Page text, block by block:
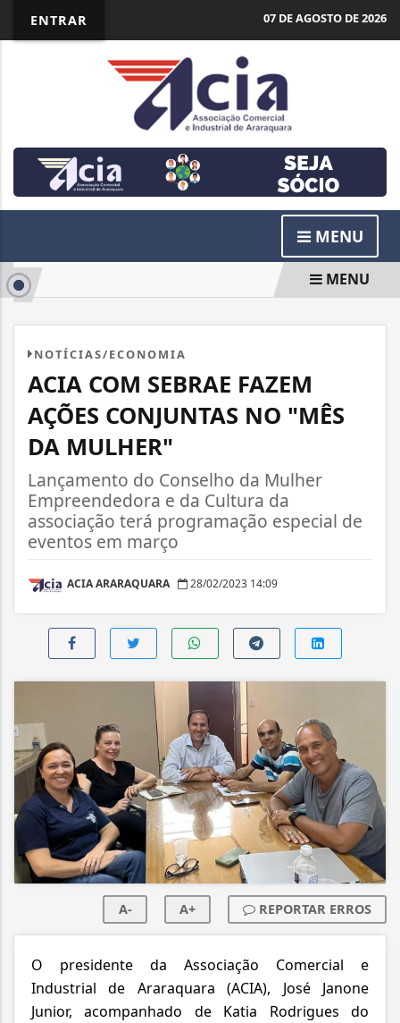
ENTRAR 07 DE AGOSTO DE 2026
MENU
MENU
NOTÍCIAS/ECONOMIA
ACIA COM SEBRAE FAZEM
AÇÕES CONJUNTAS NO "MÊS
DA MULHER"
Lançamento do Conselho da Mulher
Empreendedora e da Cultura da
associação terá programação especial de
eventos em março
ACIA ARARAQUARA 28/02/2023 14:09
A- A+ REPORTAR ERROS
O presidente da Associação Comercial e
Industrial de Araraquara (ACIA), José Janone
Junior, acompanhado de Katia Rodrigues do